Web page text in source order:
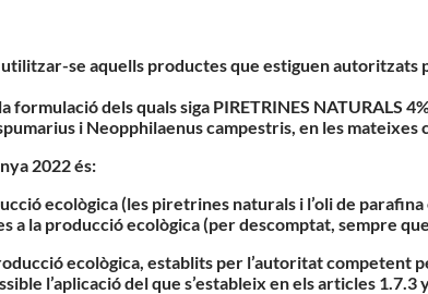
se aquells productes que estiguen autoritzats
dels quals siga PIRETRINES NATURALS
i Neopphilaenus campestris, en les
2022 és:
ecològica (les piretrines naturals i l’oli de
la producció ecològica (per descomptat, sempre
ecològica, establits per l’autoritat competent
l’aplicació del que s’estableix en els articles